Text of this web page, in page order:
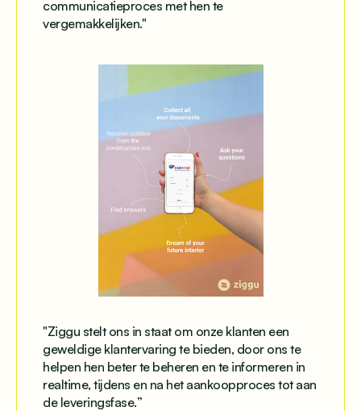
communicatieproces met hen te
vergemakkelijken."
"Ziggu stelt ons in staat om onze klanten een
geweldige klantervaring te bieden, door ons te
helpen hen beter te beheren en te informeren in
realtime, tijdens en na het aankoopproces tot aan
de leveringsfase.”